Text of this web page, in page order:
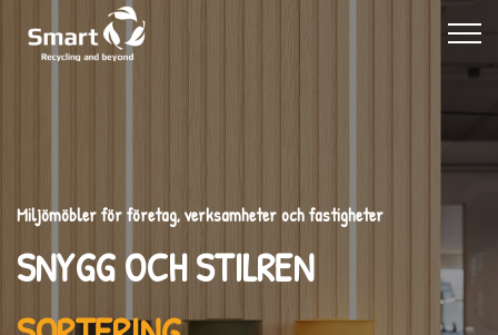
Miljömöbler för företag, verksamheter och fastigheter
SNYGG OCH STILREN